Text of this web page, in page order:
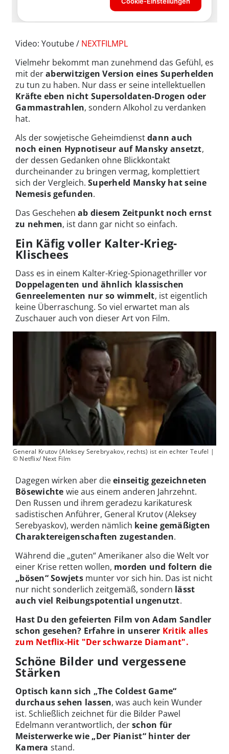
Video: Youtube / NEXTFILMPL
Vielmehr bekommt man zunehmend das Gefühl, es
mit deraberwitzigen Version eines Superhelden
zu tun zu haben. Nur dass er seine intellektuellen
Kräfte eben nicht Supersoldaten-Drogen oder
Gammastrahlen, sondern Alkohol zu verdanken
hat.
Als der sowjetische Geheimdienstdann auch
noch einen Hypnotiseur auf Mansky ansetzt,
der dessen Gedanken ohne Blickkontakt
durcheinander zu bringen vermag, komplettiert
sich der Vergleich. Superheld Mansky hat seine
Nemesis gefunden.
Das Geschehen ab diesem Zeitpunkt noch ernst
zu nehmen, ist dann gar nicht so einfach.
Ein Käfig voller Kalter-Krieg-
Klischees
Dass es in einem Kalter-Krieg-Spionagethriller vor
Doppelagenten und ähnlich klassischen
Genreelementen nur so wimmelt, ist eigentlich
keine Überraschung. So viel erwartet man als
Zuschauer auch von dieser Art von Film.
General Krutov (Aleksey Serebryakov, rechts) ist ein echter Teufel |
© Netflix/ Next Film
Dagegen wirken aber dieeinseitig gezeichneten
Bösewichte wie aus einem anderen Jahrzehnt.
Den Russen und ihrem geradezu karikaturesk
sadistischen Anführer, General Krutov (Aleksey
Serebyaskov), werden nämlich keine gemäßigten
Charaktereigenschaften zugestanden.
Während die „guten“ Amerikaner also die Welt vor
einer Krise retten wollen, morden und foltern die
„bösen“ Sowjetsmunter vor sich hin. Das ist nicht
nur nicht sonderlich zeitgemäß, sondern lässt
auch viel Reibungspotential ungenutzt.
Hast Du den gefeierten Film von Adam Sandler
schon gesehen? Erfahre in unserer Kritik alles
zum Netflix-Hit "Der schwarze Diamant".
Schöne Bilder und vergessene
Stärken
Optisch kann sich „The Coldest Game“
durchaus sehen lassen, was auch kein Wunder
ist. Schließlich zeichnet für die Bilder Pawel
Edelmann verantwortlich, derschon für
Meisterwerke wie „Der Pianist“ hinter der
Kamera stand.